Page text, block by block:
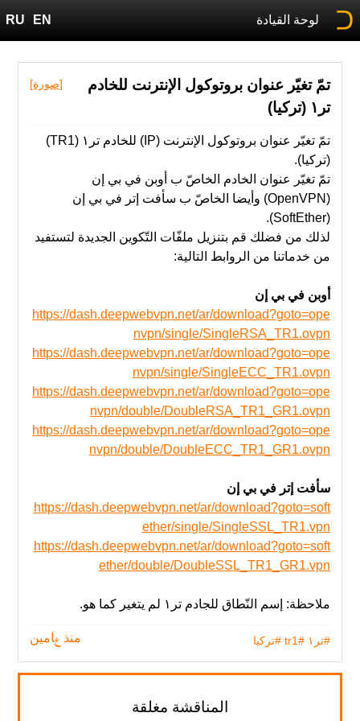
لوحة القيادة EN
RU
[صورة]
تمّ تغيّر عنوان بروتوكول الإنترنت للخادم
تر١ (تركيا)
تمّ تغيّر عنوان بروتوكول الإنترنت (IP) للخادم تر١ (TR1)
(تركيا).
تمّ ‫تغيّر عنوان الخادم الخاصّ ب أوبن في بي إن
(OpenVPN) وأيضا الخاصّ ب سأفت إتر في بي إن
(SoftEther).
‫من‬ خدماتنا‬ ‫من‬ ‫الروابط‬ ‫التالية‬:
أوبن في بي إن
https://dash.deepwebvpn.net/ar/download?goto=ope
nvpn/single/SingleRSA_TR1.ovpn
https://dash.deepwebvpn.net/ar/download?goto=ope
nvpn/single/SingleECC_TR1.ovpn
https://dash.deepwebvpn.net/ar/download?goto=ope
nvpn/double/DoubleRSA_TR1_GR1.ovpn
https://dash.deepwebvpn.net/ar/download?goto=ope
nvpn/double/DoubleECC_TR1_GR1.ovpn
سأفت إتر في بي إن
https://dash.deepwebvpn.net/ar/download?goto=soft
ether/single/SingleSSL_TR1.vpn
https://dash.deepwebvpn.net/ar/download?goto=soft
ether/double/DoubleSSL_TR1_GR1.vpn
ملاحظة: إسم النّطاق للجادم تر١ لم يتغير‬ كما هو.
منذ عامين #تر١ #tr1 #تركيا
المناقشة مغلقة